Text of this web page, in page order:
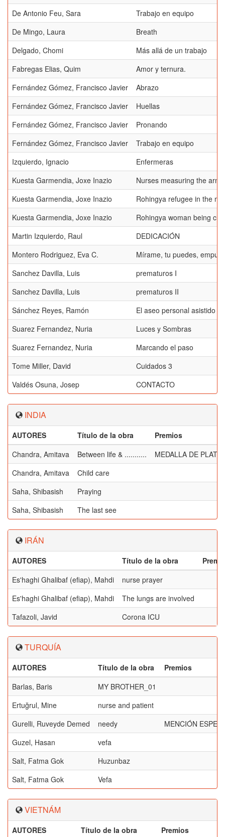
De Antonio Feu, Sara
Trabajo en equipo
De Mingo, Laura
Breath
Delgado, Chomi
Más allá de un trabajo
Fabregas Elias, Quim
Amor y ternura.
Fernández Gómez, Francisco Javier
Abrazo
Fernández Gómez, Francisco Javier
Huellas
Fernández Gómez, Francisco Javier
Pronando
Fernández Gómez, Francisco Javier
Trabajo en equipo
Izquierdo, Ignacio
Enfermeras
Kuesta Garmendia, Joxe Inazio
Nurses measuring the
Kuesta Garmendia, Joxe Inazio
Rohingya refugee in the
Kuesta Garmendia, Joxe Inazio
Rohingya woman being
Martin Izquierdo, Raul
DEDICACIÓN
Montero Rodriguez, Eva C.
Mírame, tu puedes,
Sanchez Davilla, Luis
prematuros I
Sanchez Davilla, Luis
prematuros II
Sánchez Reyes, Ramón
El aseo personal asistido
Suarez Fernandez, Nuria
Luces y Sombras
Suarez Fernandez, Nuria
Marcando el paso
Tome Miller, David
Cuidados 3
Valdés Osuna, Josep
CONTACTO
INDIA
AUTORES Título de la obra
Premios
Chandra, Amitava
Between life & ...........
MEDALLA DE PLATA
Chandra, Amitava
Child care
Saha, Shibasish
Praying
Saha, Shibasish
The last see
IRÁN
AUTORES Título de la obra
Es'haghi Ghalibaf (efiap), Mahdi
nurse prayer
Es'haghi Ghalibaf (efiap), Mahdi
The lungs are involved
Tafazoli, Javid
Corona ICU
TURQUÍA
AUTORES Título de la obra
Premios
Barlas, Baris
MY BROTHER_01
Ertuğrul, Mine
nurse and patient
Gurelli, Ruveyde Demed
needy
MENCIÓN
Guzel, Hasan
vefa
Salt, Fatma Gok
Huzunbaz
Salt, Fatma Gok
Vefa
VIETNÁM
AUTORES Título de la obra Premios